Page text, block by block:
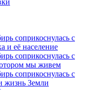
соприкоснулась с
и её население
соприкоснулась с
мы живем
соприкоснулась с
жизнь Земли